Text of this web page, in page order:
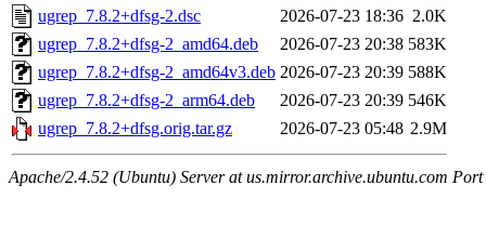
ugrep_7.8.2+dfsg-2.dsc
2026-07-23 18:36 2.0K
ugrep_7.8.2+dfsg-2_amd64.deb
2026-07-23 20:38 583K
ugrep_7.8.2+dfsg-2_amd64v3.deb 2026-07-23 20:39 588K
ugrep_7.8.2+dfsg-2_arm64.deb
2026-07-23 20:39 546K
ugrep_7.8.2+dfsg.orig.tar.gz
2026-07-23 05:48 2.9M
Apache/2.4.52 (Ubuntu) Server at us.mirror.archive.ubuntu.com Port